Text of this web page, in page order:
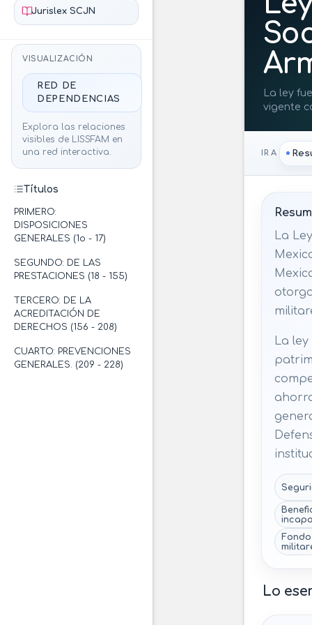
Jurislex SCJN
VISUALIZACIÓN
RED DE
DEPENDENCIAS
Explora las relaciones
visibles de LISSFAM en
una red interactiva.
Títulos
PRIMERO:
DISPOSICIONES
GENERALES (1o - 17)
SEGUNDO: DE LAS
PRESTACIONES (18 - 155)
TERCERO: DE LA
ACREDITACIÓN DE
DERECHOS (156 - 208)
CUARTO: PREVENCIONES
GENERALES. (209 - 228)
La ley
vigente
16 de
2026.
IR A
La
La
Lo